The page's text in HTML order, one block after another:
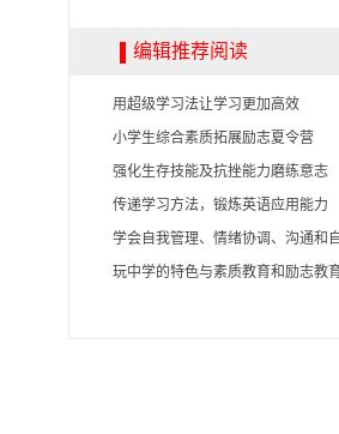
编辑推荐阅读
用超级学习法让学习更加高效
小学生综合素质拓展励志夏令营
强化生存技能及抗挫能力磨练意志
传递学习方法，锻炼英语应用能力
学会自我管理、情绪协调、沟通和
玩中学的特色与素质教育和励志教